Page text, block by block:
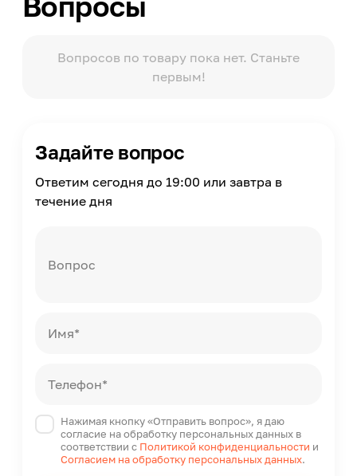
Victoria Du Monde Versailles - Silver
ПакетВопросов по товару пока нет. Станьте
первым!
Задайте вопрос
Ответим сегодня до 19:00 или завтра в
течение дня
Вопрос
Имя*
Телефон*
Нажимая кнопку «Отправить вопрос», я даю
согласие на обработку персональных данных в
соответствии с Политикой конфиденциальности и
Согласием на обработку персональных данных.